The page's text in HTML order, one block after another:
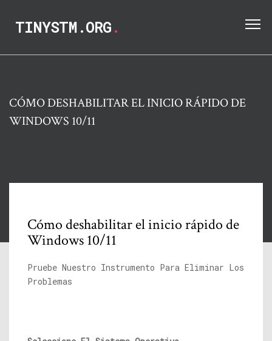
TINYSTM.ORG.
CÓMO DESHABILITAR EL INICIO RÁPIDO DE
WINDOWS 10/11
Cómo deshabilitar el inicio rápido de
Windows 10/11
Pruebe Nuestro Instrumento Para Eliminar Los
Problemas